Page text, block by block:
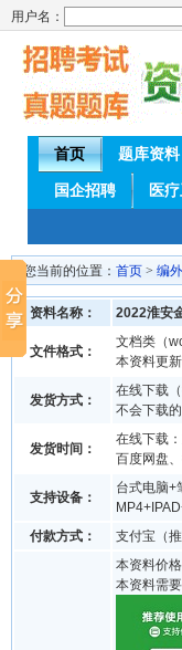
用户名：
首页 题库资料
国企招聘 医
您当前的位置： 首页 > 编
资料名称： 2022淮安
文件格式：
文档类（
本资料更
发货方式：
在线下载
不会下载
发货时间：
在线下载
百度网盘
支持设备：
台式电脑+
付款方式：
支付宝（
本资料价
本资料需